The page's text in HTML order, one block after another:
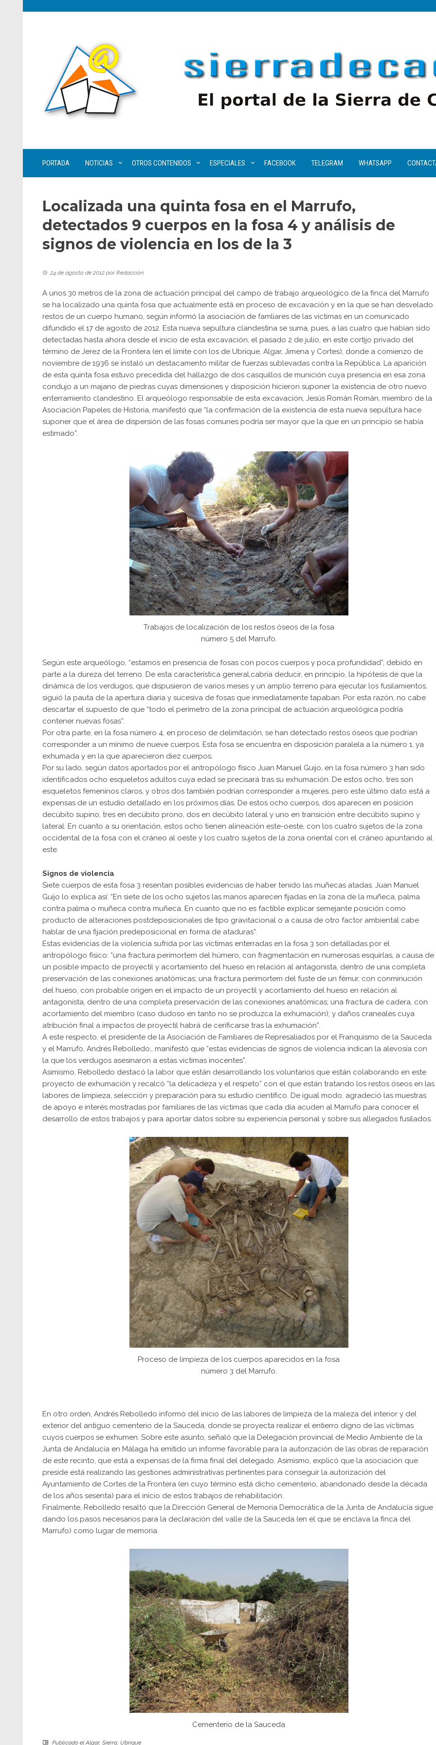
PORTADA NOTICIAS OTROS CONTENIDOS ESPECIALES FACEBOOK TELEGRAM WHATSAPP
Localizada una quinta fosa en el Marrufo,
detectados 9 cuerpos en la fosa 4 y análisis de
signos de violencia en los de la 3
24 de agosto de 2012 porRedacción
A unos 30 metros de la zona de actuación principal del campo de trabajo arqueológico de la finca del Marrufo
se ha localizado una quinta fosa que actualmente está en proceso de excavación y en la que se han desvelado
restos de un cuerpo humano, según informó la asociación de famliares de las víctimas en un comunicado
difundido el 17 de agosto de 2012. Esta nueva sepultura clandestina se suma, pues, a las cuatro que habían sido
detectadas hasta ahora desde el inicio de esta excavación, el pasado 2 de julio, en este cortijo privado del
término de Jerez de la Frontera (en el límite con los de Ubrique, Algar, Jimena y Cortes), donde a comienzo de
noviembre de 1936 se instaló un destacamento militar de fuerzas sublevadas contra la República. La aparición
de esta quinta fosa estuvo precedida del hallazgo de dos casquillos de munición cuya presencia en esa zona
condujo a un majano de piedras cuyas dimensiones y disposición hicieron suponer la existencia de otro nuevo
enterramiento clandestino. El arqueólogo responsable de esta excavación, Jesús Román Román, miembro de la
Asociación Papeles de Historia, manifestó que “la confirmación de la existencia de esta nueva sepultura hace
suponer que el área de dispersión de las fosas comunes podría ser mayor que la que en un principio se había
estimado”.
Trabajos de localización de los restos óseos de la fosa
número 5 del Marrufo.
Según este arqueólogo, “estamos en presencia de fosas con pocos cuerpos y poca profundidad”, debido en
parte a la dureza del terreno. De esta característica general,cabría deducir, en principio, la hipótesis de que la
dinámica de los verdugos, que dispusieron de varios meses y un amplio terreno para ejecutar los fusilamientos,
siguió la pauta de la apertura diaria y sucesiva de fosas que inmediatamente tapaban. Por esta razón, no cabe
descartar el supuesto de que “todo el perímetro de la zona principal de actuación arqueológica podría
contener nuevas fosas”.
Por otra parte, en la fosa número 4, en proceso de delimitación, se han detectado restos óseos que podrían
corresponder a un mínimo de nueve cuerpos. Esta fosa se encuentra en disposición paralela a la número 1, ya
exhumada y en la que aparecieron diez cuerpos.
Por su lado, según datos aportados por el antropólogo físico Juan Manuel Guijo, en la fosa número 3 han sido
identificados ocho esqueletos adultos cuya edad se precisará tras su exhumación. De estos ocho, tres son
esqueletos femeninos claros, y otros dos también podrían corresponder a mujeres, pero este último dato está a
expensas de un estudio detallado en los próximos días. De estos ocho cuerpos, dos aparecen en posición
decúbito supino, tres en decúbito prono, dos en decúbito lateral y uno en transición entre decúbito supino y
lateral. En cuanto a su orientación, estos ocho tienen alineación este-oeste, con los cuatro sujetos de la zona
occidental de la fosa con el cráneo al oeste y los cuatro sujetos de la zona oriental con el cráneo apuntando al
este.
Signos de violencia
Siete cuerpos de esta fosa 3 resentan posibles evidencias de haber tenido las muñecas atadas. Juan Manuel
Guijo lo explica así: “En siete de los ocho sujetos las manos aparecen fijadas en la zona de la muñeca, palma
contra palma o muñeca contra muñeca. En cuanto que no es factible explicar semejante posición como
producto de alteraciones postdeposicionales de tipo gravitacional o a causa de otro factor ambiental cabe
hablar de una fijación predeposicional en forma de ataduras”.
Estas evidencias de la violencia sufrida por las víctimas enterradas en la fosa 3 son detalladas por el
antropólogo físico: “una fractura perimortem del húmero, con fragmentación en numerosas esquirlas, a causa de
un posible impacto de proyectil y acortamiento del hueso en relación al antagonista, dentro de una completa
preservación de las conexiones anatómicas; una fractura perimortem del fuste de un fémur, con conminución
del hueso, con probable origen en el impacto de un proyectil y acortamiento del hueso en relación al
antagonista, dentro de una completa preservación de las conexiones anatómicas; una fractura de cadera, con
acortamiento del miembro (caso dudoso en tanto no se produzca la exhumación); y daños craneales cuya
atribución final a impactos de proyectil habrá de cerificarse tras la exhumación”.
A este respecto, el presidente de la Asociación de Familiares de Represaliados por el Franquismo de la Sauceda
y el Marrufo, Andrés Rebolledo,, manifestó que “estas evidencias de signos de violencia indican la alevosía con
la que los verdugos asesinaron a estas víctimas inocentes”.
Asimismo, Rebolledo destacó la labor que están desarrollando los voluntarios que están colaborando en este
proyecto de exhumación y recalcó “la delicadeza y el respeto” con el que están tratando los restos óseos en las
labores de limpieza, selección y preparación para su estudio científico. De igual modo, agradeció las muestras
de apoyo e interés mostradas por familiares de las víctimas que cada día acuden al Marrufo para conocer el
desarrollo de estos trabajos y para aportar datos sobre su experiencia personal y sobre sus allegados fusilados.
Proceso de limpieza de los cuerpos aparecidos en la fosa
número 3 del Marrufo.
En otro orden, Andrés Rebolledo informó del inicio de las labores de limpieza de la maleza del interior y del
exterior del antiguo cementerio de la Sauceda, donde se proyecta realizar el entierro digno de las víctimas
cuyos cuerpos se exhumen. Sobre este asunto, señaló que la Delegación provincial de Medio Ambiente de la
Junta de Andalucía en Málaga ha emitido un informe favorable para la autorización de las obras de reparación
de este recinto, que está a expensas de la firma final del delegado. Asimismo, explicó que la asociación que
preside está realizando las gestiones administrativas pertinentes para conseguir la autorización del
Ayuntamiento de Cortes de la Frontera (en cuyo término está dicho cementerio, abandonado desde la década
de los años sesenta) para el inicio de estos trabajos de rehabilitación.
Finalmente, Rebolledo resaltó que la Dirección General de Memoria Democrática de la Junta de Andalucía sigue
dando los pasos necesarios para la declaración del valle de la Sauceda (en el que se enclava la finca del
Marrufo) como lugar de memoria.
Cementerio de la Sauceda
Publicado elAlgar, Sierra, Ubrique